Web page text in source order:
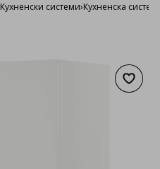
Кухненски системи›Кухненска